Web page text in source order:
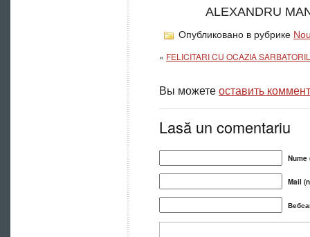
ALEXANDRU
Опубликовано в рубрике
« FELICITARI CU OCAZIA
Вы можетеоставить
Lasă un comentariu
Nume
Mail